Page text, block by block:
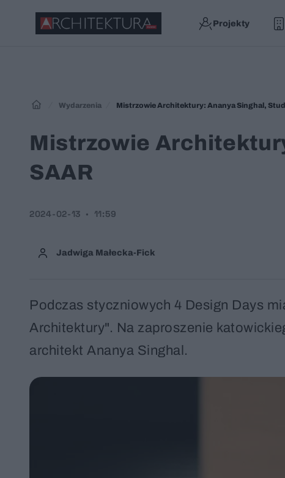
Projekty
Wydarzenia Mistrzowie Architektury: Ananya Singhal,
Mistrzowie
SAAR
Jadwiga Małecka-Fick
2024-02-13 11:59
Podczas styczniowych 4 Design Days
Architektury". Na zaproszenie
architekt Ananya Singhal.